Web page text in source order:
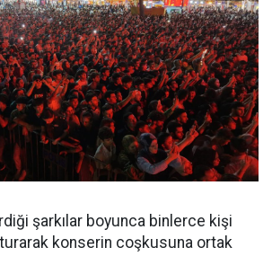
şarkılar boyunca binlerce kişi
konserin coşkusuna ortak